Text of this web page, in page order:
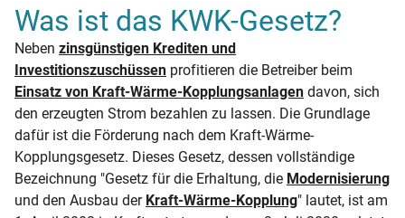
Was ist das KWK-Gesetz?
Neben zinsgünstigen Krediten und
Investitionszuschüssen profitieren die Betreiber beim
Einsatz von Kraft-Wärme-Kopplungsanlagen davon, sich
den erzeugten Strom bezahlen zu lassen. Die Grundlage
dafür ist die Förderung nach dem Kraft-Wärme-
Kopplungsgesetz. Dieses Gesetz, dessen vollständige
Bezeichnung "Gesetz für die Erhaltung, die Modernisierung
und den Ausbau der Kraft-Wärme-Kopplung" lautet, ist am